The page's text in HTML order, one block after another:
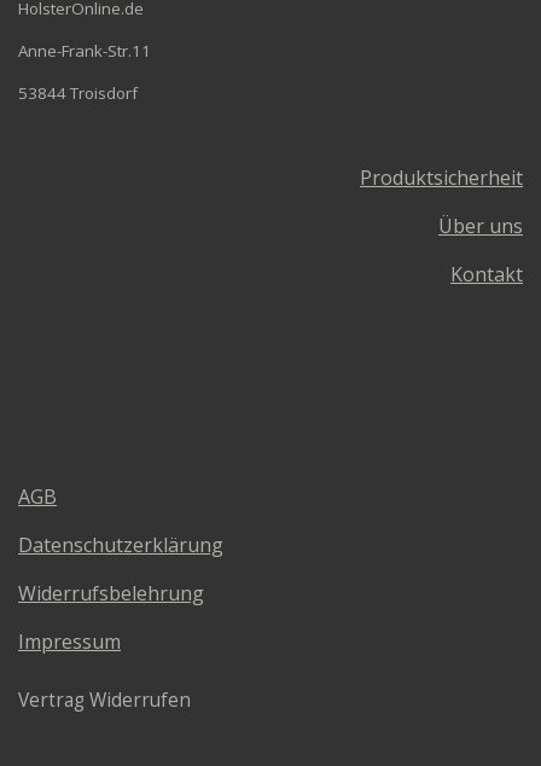
HolsterOnline.de
Anne-Frank-Str.11
53844 Troisdorf
Produktsicherheit
Über uns
Kontakt
AGB
Datenschutzerklärung
Widerrufsbelehrung
Impressum
Vertrag Widerrufen